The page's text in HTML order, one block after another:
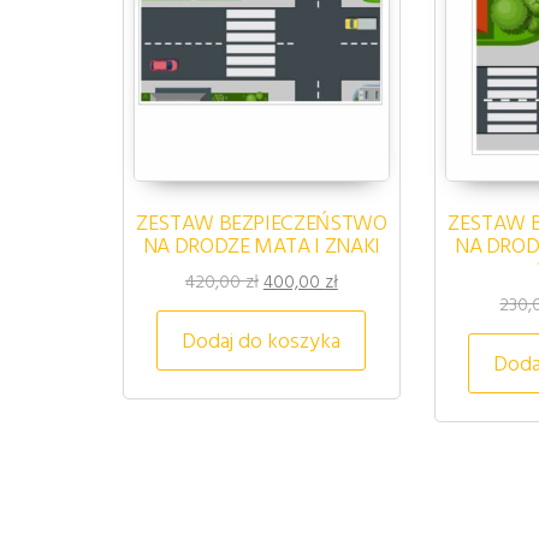
ZESTAW BEZPIECZEŃSTWO
NA DRODZE MATA I ZNAKI
420,00złPierwotna cena wynosiła: 420,00
400,00 złAktualna cena wynosi:
Dodaj do koszyka
ZESTAW
NA